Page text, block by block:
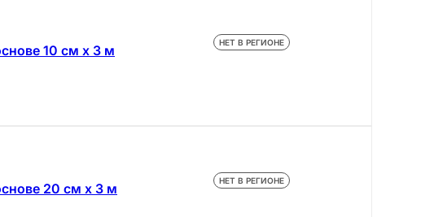
10 см х 3 м НЕТ В РЕГИОНЕ
20 см х 3 м НЕТ В РЕГИОНЕ